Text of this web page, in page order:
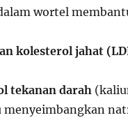
wortel
kolesterol jahat
tekanan darah
menyeimbangkan